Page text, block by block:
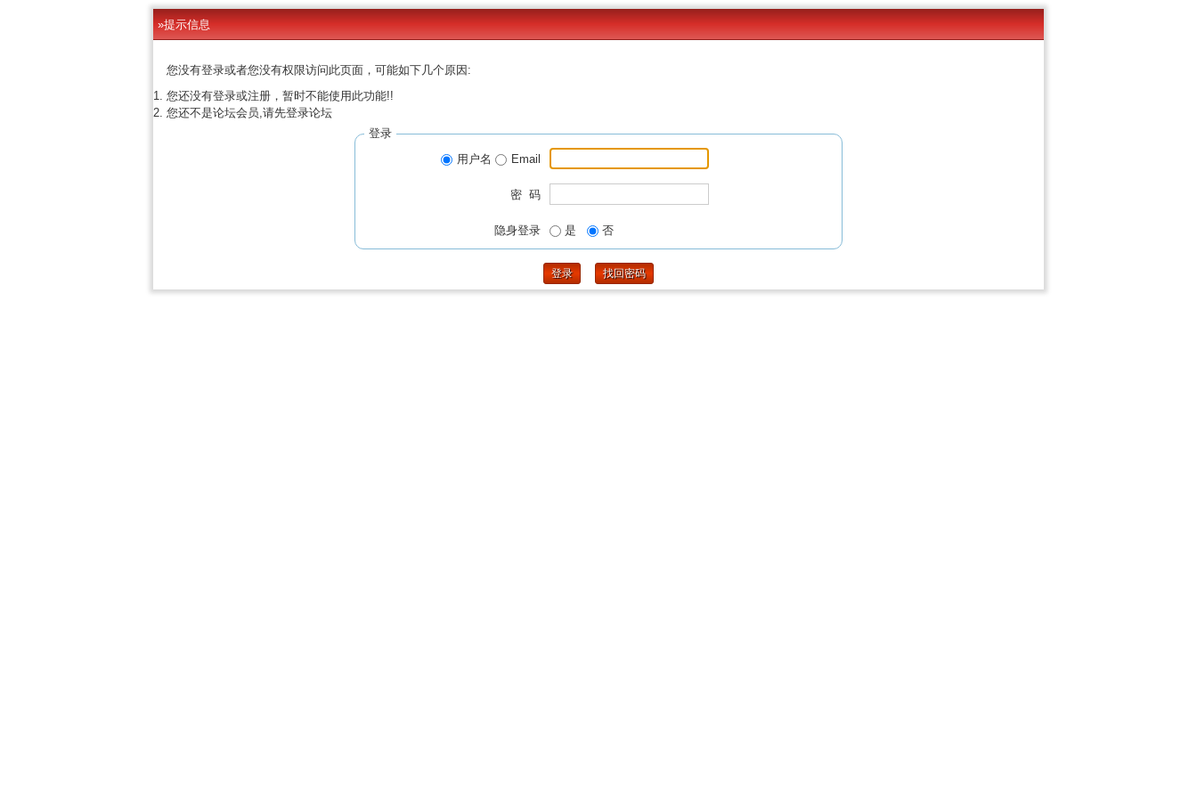
»提示信息
您没有登录或者您没有权限访问此页面，可能如下几个原因:
您还没有登录或注册，暂时不能使用此功能!!
您还不是论坛会员,请先登录论坛
登录
用户名
Email
密 码
隐身登录 是 否